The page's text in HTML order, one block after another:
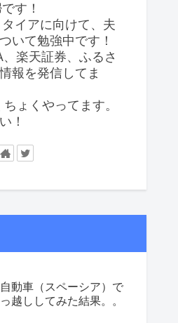
す！
イアに向けて、夫
いて勉強中です！
、楽天証券、ふるさ
報を発信してま
ょくやってます。
！
動車（スペーシア）で
越ししてみた結果。。